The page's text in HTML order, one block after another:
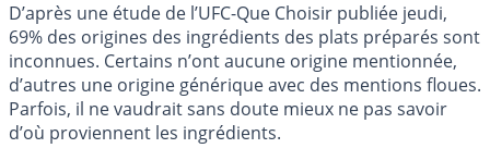
D’après une étude de l’UFC-Que Choisir publiée jeudi,
69% des origines des ingrédients des plats préparés sont
inconnues. Certains n’ont aucune origine mentionnée,
d’autres une origine générique avec des mentions floues.
Parfois, il ne vaudrait sans doute mieux ne pas savoir
d’où proviennent les ingrédients.